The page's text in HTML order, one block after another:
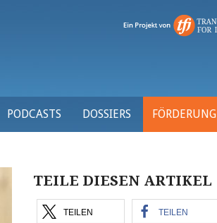
PODCASTS DOSSIERS FÖRDERUNG
TEILE DIESEN ARTIKEL
TEILEN TEILEN